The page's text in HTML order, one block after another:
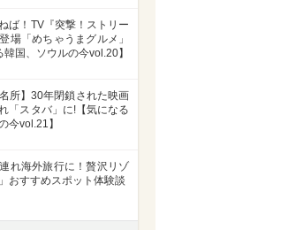
ば！TV『突撃！ストリー
場「めちゃうまグルメ」
国、ソウルの今vol.20】
所】30年閉鎖された映画
「スタバ」に!【気になる
今vol.21】
連れ海外旅行に！贅沢リゾ
おすすめスポット体験談